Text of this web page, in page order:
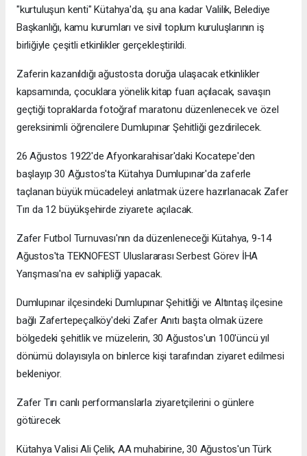
"kurtuluşun kenti" Kütahya'da, şu ana kadar Valilik, Belediye
Başkanlığı, kamu kurumları ve sivil toplum kuruluşlarının iş
birliğiyle çeşitli etkinlikler gerçekleştirildi.
Zaferin kazanıldığı ağustosta doruğa ulaşacak etkinlikler
kapsamında, çocuklara yönelik kitap fuarı açılacak, savaşın
geçtiği topraklarda fotoğraf maratonu düzenlenecek ve özel
gereksinimli öğrencilere Dumlupınar Şehitliği gezdirilecek.
26 Ağustos 1922'de Afyonkarahisar'daki Kocatepe'den
başlayıp 30 Ağustos'ta Kütahya Dumlupınar'da zaferle
taçlanan büyük mücadeleyi anlatmak üzere hazırlanacak Zafer
Tırı da 12 büyükşehirde ziyarete açılacak.
Zafer Futbol Turnuvası'nın da düzenleneceği Kütahya, 9-14
Ağustos'ta TEKNOFEST Uluslararası Serbest Görev İHA
Yarışması'na ev sahipliği yapacak.
Dumlupınar ilçesindeki Dumlupınar Şehitliği ve Altıntaş ilçesine
bağlı Zafertepeçalköy'deki Zafer Anıtı başta olmak üzere
bölgedeki şehitlik ve müzelerin, 30 Ağustos'un 100'üncü yıl
dönümü dolayısıyla on binlerce kişi tarafından ziyaret edilmesi
bekleniyor.
Zafer Tırı canlı performanslarla ziyaretçilerini o günlere
götürecek
Kütahya Valisi Ali Çelik, AA muhabirine, 30 Ağustos'un Türk